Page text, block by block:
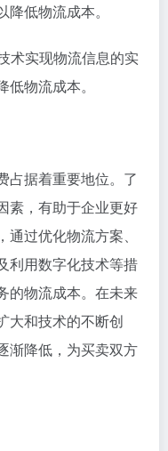
低物流成本。
术实现物流信息的实
物流成本。
占据着重要地位。了
素，有助于企业更好
过优化物流方案、
利用数字化技术等措
的物流成本。在未来
大和技术的不断创
渐降低，为买卖双方